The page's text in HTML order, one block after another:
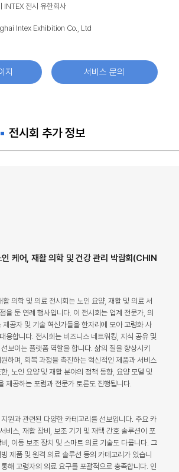
INTEX 전시 유한회사
Intex Exhibition Co., Ltd
지 서비스 문의
전시회 추가 정보
케어, 재활 의학 및 건강 관리 박람회(CHIN
활 의학 및 의료 전시회는 노인 요양, 재활 및 의료 서
을 둔 연례 행사입니다. 이 전시회는 업계 전문가, 의
제공자 및 기술 혁신가들을 한자리에 모아 고령화 사
응합니다. 전시회는 비즈니스 네트워킹, 지식 공유 및
보이는 플랫폼 역할을 합니다. 삶의 질을 향상시키
하며, 회복 과정을 촉진하는 혁신적인 제품과 서비스
, 노인 요양 및 재활 분야의 정책 동향, 요양 모델 및
제공하는 포럼과 전문가 토론도 진행됩니다.
원과 관련된 다양한 카테고리를 선보입니다. 주요 카
비스, 재활 장비, 보조 기기 및 재택 간호 솔루션이 포
, 이동 보조 장치 및 스마트 의료 기술도 다룹니다. 그
제품 및 원격 의료 솔루션 등의 카테고리가 있습니
해 고령자의 의료 요구를 포괄적으로 충족합니다. 인